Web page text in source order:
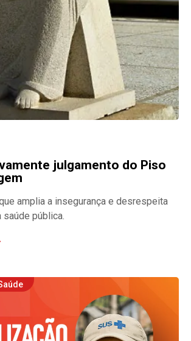
julgamento do Piso
amplia a insegurança e desrespeita
pública.